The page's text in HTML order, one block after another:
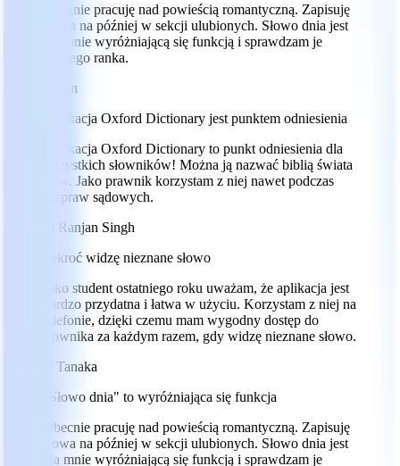
Obecnie pracuję nad powieścią romantyczną. Zapisuję
słowa na później w sekcji ulubionych. Słowo dnia jest
dla mnie wyróżniającą się funkcją i sprawdzam je
każdego ranka.
Tate Finn
Aplikacja Oxford Dictionary jest punktem odniesienia
Aplikacja Oxford Dictionary to punkt odniesienia dla
wszystkich słowników! Można ją nazwać biblią świata
słów. Jako prawnik korzystam z niej nawet podczas
rozpraw sądowych.
Rajat Ranjan Singh
Ilekroć widzę nieznane słowo
Jako student ostatniego roku uważam, że aplikacja jest
bardzo przydatna i łatwa w użyciu. Korzystam z niej na
telefonie, dzięki czemu mam wygodny dostęp do
słownika za każdym razem, gdy widzę nieznane słowo.
Aiko Tanaka
"Słowo dnia" to wyróżniająca się funkcja
Obecnie pracuję nad powieścią romantyczną. Zapisuję
słowa na później w sekcji ulubionych. Słowo dnia jest
dla mnie wyróżniającą się funkcją i sprawdzam je